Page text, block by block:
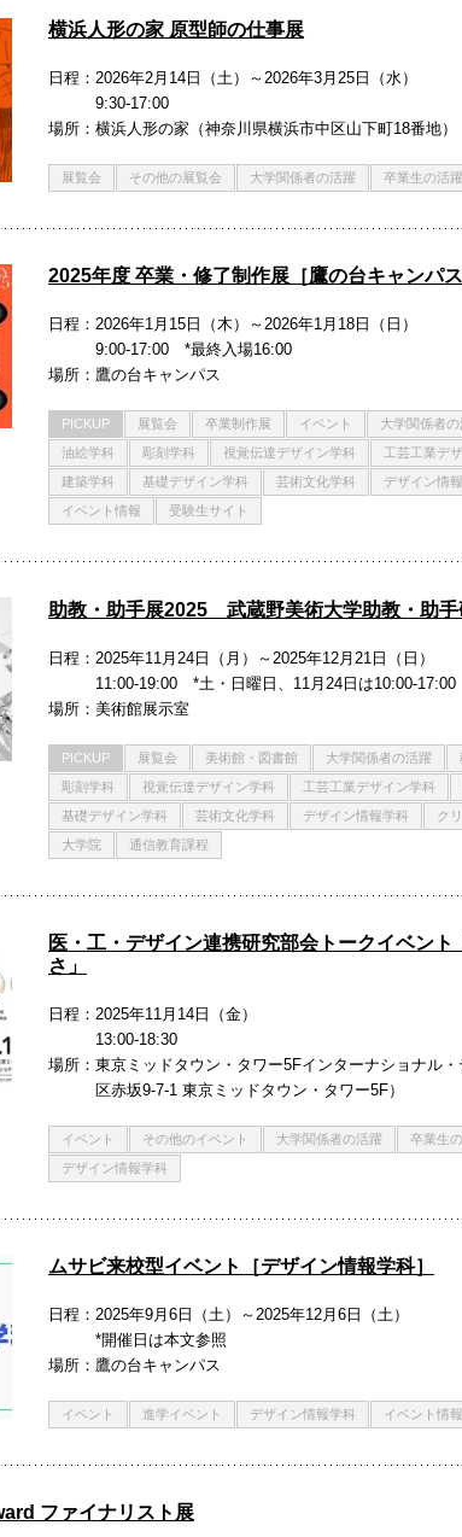
横浜人形の家 原型師の仕事展
日程
2026年2月14日（土）～2026年3月25日（水）
9:30-17:00
場所
横浜人形の家（神奈川県横浜市中区山下町18番地）
展覧会 その他の展覧会 大学関係者の活躍 卒業生の活躍
2025年度 卒業・修了制作展［鷹の台キャンパス
日程
2026年1月15日（木）～2026年1月18日（日）
9:00-17:00 *最終入場16:00
場所
鷹の台キャンパス
PICKUP 展覧会 卒業制作展 イベント 大学関係者の
油絵学科
彫刻学科 視覚伝達デザイン学科 工芸工業デ
建築学科
基礎デザイン学科 芸術文化学科 デザイン情
イベント情報
受験生サイト
助教・助手展2025 武蔵野美術大学助教・助手
日程
2025年11月24日（月）～2025年12月21日（日）
11:00-19:00 *土・日曜日、11月24日は10:00-
場所
美術館展示室
PICKUP 展覧会 美術館・図書館 大学関係者の活躍
彫刻学科
視覚伝達デザイン学科 工芸工業デザイン学科
基礎デザイン学科
芸術文化学科 デザイン情報学科 ク
大学院
通信教育課程
医・工・デザイン連携研究部会トークイベン
さ」
日程
2025年11月14日（金）
13:00-18:30
場所
東京ミッドタウン・タワー5Fインターナショナル
区赤坂9-7-1 東京ミッドタウン・タワー5F）
イベント その他のイベント 大学関係者の活躍 卒業生
デザイン情報学科
ムサビ来校型イベント［デザイン情報学科］
日程
2025年9月6日（土）～2025年12月6日（土）
*開催日は本文参照
場所
鷹の台キャンパス
イベント 進学イベント デザイン情報学科 イベント情報
ファイナリスト展